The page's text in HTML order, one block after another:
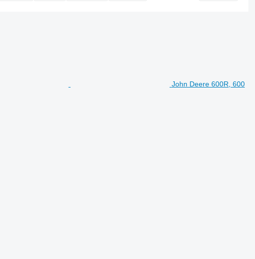
John Deere 600R, 600